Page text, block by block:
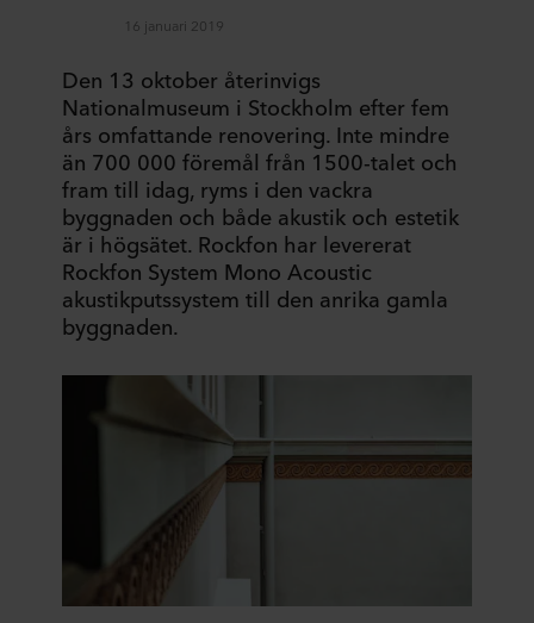
16 januari 2019
Den 13 oktober återinvigs
Nationalmuseum i Stockholm efter fem
års omfattande renovering. Inte mindre
än 700 000 föremål från 1500-talet och
fram till idag, ryms i den vackra
byggnaden och både akustik och estetik
är i högsätet. Rockfon har levererat
Rockfon System Mono Acoustic
akustikputssystem till den anrika gamla
byggnaden.